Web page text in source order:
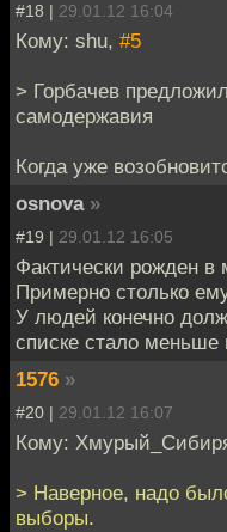
#18 | 29.01.12 16:04
Кому: shu, #5
> Горбачев
самодержавия
Когда уже
osnova »
#19 | 29.01.12 16:05
Фактически рожден в
Примерно столько
У людей конечно
списке стало меньше
1576 »
#20 | 29.01.12 16:07
Кому:
> Наверное, надо
выборы.